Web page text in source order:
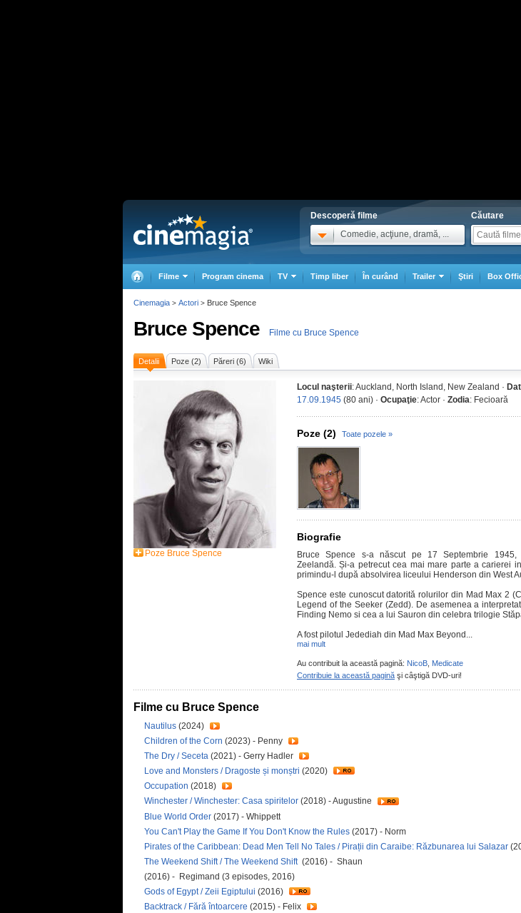
Descoperă filme
Comedie, acţiune, dramă, ...
Căutare
Filme Program cinema TV Timp liber În curând Trailer Ştiri Box
Bruce Spence Filme cu Bruce Spence
Detalii Poze (2) Păreri (6) Wiki
Poze Bruce Spence
Locul naşterii: Auckland, North Island, New Zealand ·
17.09.1945 (80 ani) · Ocupaţie: Actor · Zodia: Fecioară
Poze (2) Toate pozele »
Biografie
Bruce Spence s-a născut pe 17 Septembrie
Zeelandă. Și-a petrecut cea mai mare parte a carierei
primindu-l după absolvirea liceului Henderson din West
Spence este cunoscut datorită rolurilor din Mad Max 2
Legend of the Seeker (Zedd). De asemenea a
Finding Nemo si cea a lui Sauron din celebra trilogie
A fost pilotul Jedediah din Mad Max Beyond...
mai mult
Au contribuit la această pagină: NicoB Medicate
Contribuie la această pagină şi câştigă DVD-uri!
Filme cu Bruce Spence
Nautilus (2024)
Children of the Corn (2023) - Penny
The Dry / Seceta (2021) - Gerry Hadler
Love and Monsters / Dragoste și monștri (2020)
Occupation (2018)
Winchester / Winchester: Casa spiritelor (2018) - Augustine
Blue World Order (2017) - Whippett
You Can't Play the Game If You Don't Know the Rules (2017) - Norm
Pirates of the Caribbean: Dead Men Tell No Tales / Pirații din Caraibe: Răzbunarea lui Salazar
The Weekend Shift / The Weekend Shift (2016) - Shaun
(2016) - Regimand (3 episodes, 2016)
Gods of Egypt / Zeii Egiptului (2016)
Backtrack / Fără întoarcere (2015) - Felix
Cinemagia > Actori > Bruce Spence